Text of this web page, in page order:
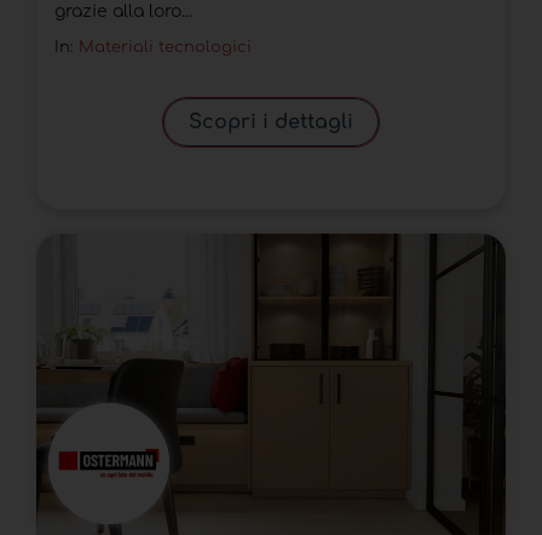
grazie alla loro...
In: Materiali tecnologici
Scopri i dettagli